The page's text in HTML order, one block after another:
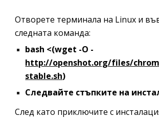
Отворете терминала на Linux и
следната команда:
http://openshot.org/files/
stable.sh)
Следвайте стъпките на
След като приключите с